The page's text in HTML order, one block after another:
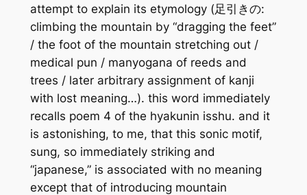
attempt to explain its etymology (足引きの:
climbing the mountain by “dragging the feet”
/ the foot of the mountain stretching out /
medical pun / manyogana of reeds and
trees / later arbitrary assignment of kanji
with lost meaning…). this word immediately
recalls poem 4 of the hyakunin isshu. and it
is astonishing, to me, that this sonic motif,
sung, so immediately striking and
“japanese,” is associated with no meaning
except that of introducing mountain